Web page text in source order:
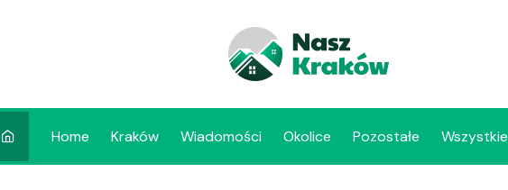
Home Kraków Wiadomości Okolice Pozostałe Wszystkie